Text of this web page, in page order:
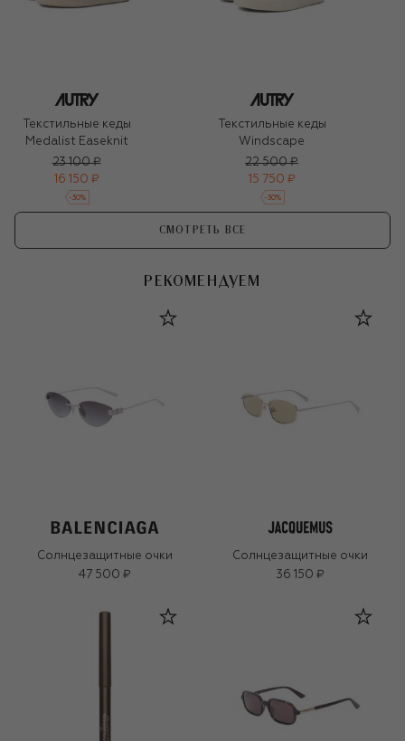
Текстильные кеды
Medalist Easeknit
23 100 ₽
16 150 ₽
-30%
Текстильные кеды
Windscape
22 500 ₽
15 750 ₽
-30%
СМОТРЕТЬ ВСЕ
РЕКОМЕНДУЕМ
Солнцезащитные очки
47 500 ₽
Солнцезащитные очки
36 150 ₽